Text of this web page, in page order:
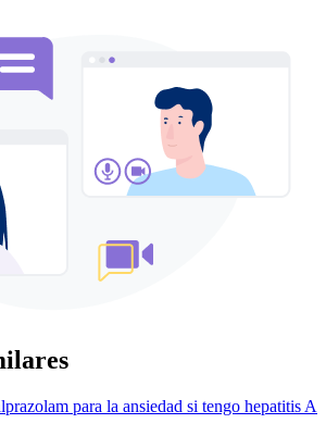
para la ansiedad si tengo hepatitis A